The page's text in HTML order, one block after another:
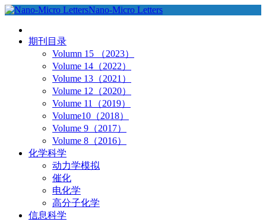
Nano-Micro Letters
期刊目录
Volumn 15 （2023）
Volume 14（2022）
Volume 13（2021）
Volume 12（2020）
Volume 11（2019）
Volume10（2018）
Volume 9（2017）
Volume 8（2016）
化学科学
动力学模拟
催化
电化学
高分子化学
信息科学